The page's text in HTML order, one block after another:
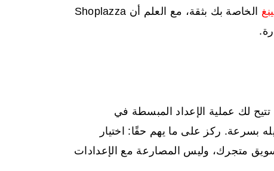
الخاصة بك بثقة، مع العلم أن Shoplazza
تتيح لك عملية الإعداد المبسطة في
متجرك، وليس المصارعة مع الإعدادات